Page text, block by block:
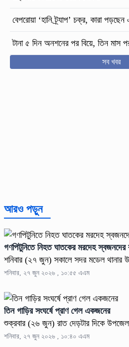
বেপরোয়া ‘হানি ট্র্যাপ’ চক্র, কারা
টানা ৫ দিন অনশনের পর বিয়ে, তিন মাস
সব খবর
আরও পড়ুন
গণপিটুনিতে নিহত ঘাতকের মরদেহ
শনিবার (২৭ জুন) সকালে সদর মডেল
শনিবার, ২৭ জুন ২০২৬ , ১০:৫৫ এএম
তিন গাড়ির সংঘর্ষে প্রাণ গেল একজনের
শুক্রবার (২৬ জুন) রাত দেড়টার দিকে
শনিবার, ২৭ জুন ২০২৬ , ১০:৪০ এএম